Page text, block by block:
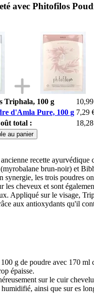
avec Phitofilos
Triphala, 100 g
d'Amla Pure, 100 g 7,29
total :
au panier
recette ayurvédique
brun-noir) et
synergie, les trois poudres
les cheveux et sont
Appliqué sur le visage,
aux antioxydants qu'il
g de poudre avec 170 ml
épaisse.
sur le cuir
ainsi que sur es